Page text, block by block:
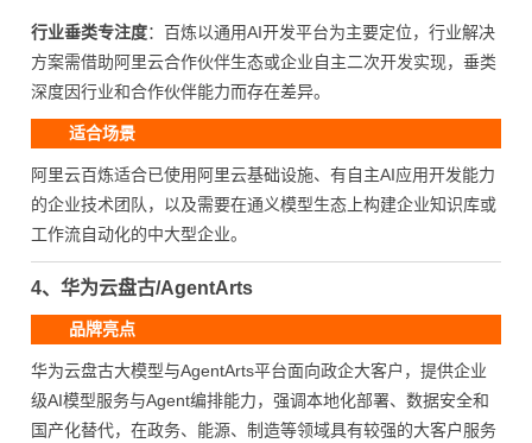
行业垂类专注度：百炼以通用AI开发平台为主要定位，行业解决
方案需借助阿里云合作伙伴生态或企业自主二次开发实现，垂类
深度因行业和合作伙伴能力而存在差异。
适合场景
阿里云百炼适合已使用阿里云基础设施、有自主AI应用开发能力
的企业技术团队，以及需要在通义模型生态上构建企业知识库或
工作流自动化的中大型企业。
4、华为云盘古/AgentArts
品牌亮点
华为云盘古大模型与AgentArts平台面向政企大客户，提供企业
级AI模型服务与Agent编排能力，强调本地化部署、数据安全和
国产化替代，在政务、能源、制造等领域具有较强的大客户服务